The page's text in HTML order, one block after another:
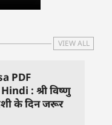
VIEW ALL
PDF
: श्री विष्णु
के दिन जरूर